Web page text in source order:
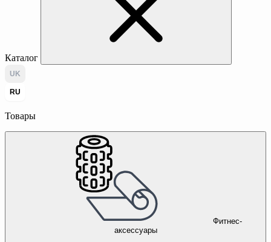
Каталог
UK
RU
Товары
Фитнес-
аксессуары